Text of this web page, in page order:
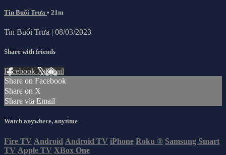
Tin Buổi Trưa • 21m
Tin Buổi Trưa | 08/03/2023
Share with friends
Facebook XEmail
Share on Facebook
Share on X
Share via Email
Watch anywhere, anytime
Fire TV Android Android TV iPhone Roku ® Samsung Smart
TV Apple TV XBox One